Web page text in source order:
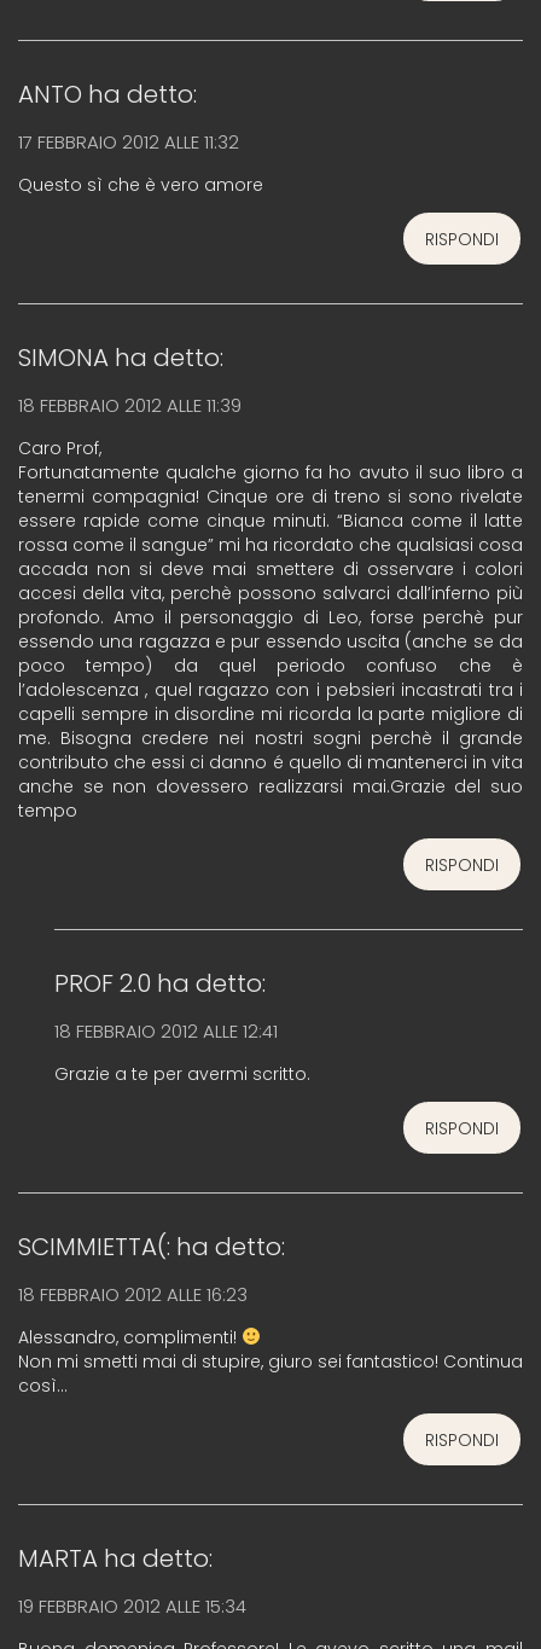
ANTO ha detto:
17 FEBBRAIO 2012 ALLE 11:32
Questo sì che è vero amore
RISPONDI
SIMONA ha detto:
18 FEBBRAIO 2012 ALLE 11:39
Caro Prof,
Fortunatamente qualche giorno fa ho avuto il suo libro a
tenermi compagnia! Cinque ore di treno si sono rivelate
essere rapide come cinque minuti. “Bianca come il latte
rossa come il sangue” mi ha ricordato che qualsiasi cosa
accada non si deve mai smettere di osservare i colori
accesi della vita, perchè possono salvarci dall’inferno più
profondo. Amo il personaggio di Leo, forse perchè pur
essendo una ragazza e pur essendo uscita (anche se da
poco tempo) da quel periodo confuso che è
l’adolescenza , quel ragazzo con i pebsieri incastrati tra i
capelli sempre in disordine mi ricorda la parte migliore di
me. Bisogna credere nei nostri sogni perchè il grande
contributo che essi ci danno é quello di mantenerci in vita
anche se non dovessero realizzarsi mai.Grazie del suo
tempo
RISPONDI
PROF 2.0 ha detto:
18 FEBBRAIO 2012 ALLE 12:41
Grazie a te per avermi scritto.
RISPONDI
SCIMMIETTA(: ha detto:
18 FEBBRAIO 2012 ALLE 16:23
Alessandro, complimenti!
Non mi smetti mai di stupire, giuro sei fantastico! Continua
così…
RISPONDI
MARTA ha detto:
19 FEBBRAIO 2012 ALLE 15:34